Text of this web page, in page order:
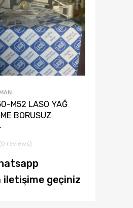
M52 LASO YAĞ
BORUSUZ
(0 reviews)
iletişime geçiniz